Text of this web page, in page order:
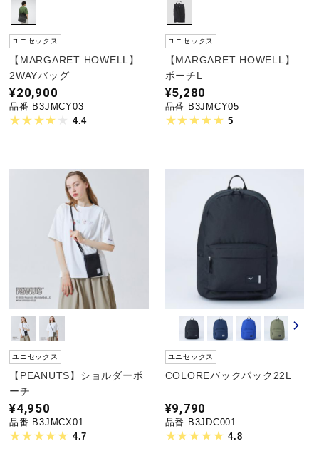
ユニセックス
【MARGARET HOWELL】
2WAYバッグ
¥20,900
品番 B3JMCY03
4.4
ユニセックス
【MARGARET HOWELL】
ポーチL
¥5,280
品番 B3JMCY05
5
ユニセックス
【PEANUTS】ショルダーポ
ーチ
¥4,950
品番 B3JMCX01
4.7
ユニセックス
COLOREバックパック22L
¥9,790
品番 B3JDC001
4.8